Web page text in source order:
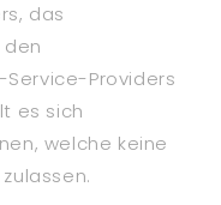
das
Providers
es sich
welche keine